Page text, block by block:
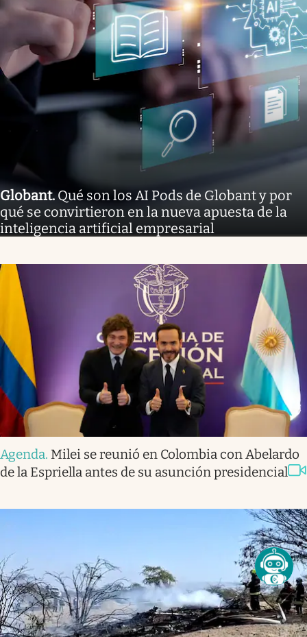
Globant.Qué son los AI Pods de Globant y por
qué se convirtieron en la nueva apuesta de la
inteligencia artificial empresarial
Agenda. Milei se reunió en Colombia con Abelardo
de la Espriella antes de su asunción presidencial